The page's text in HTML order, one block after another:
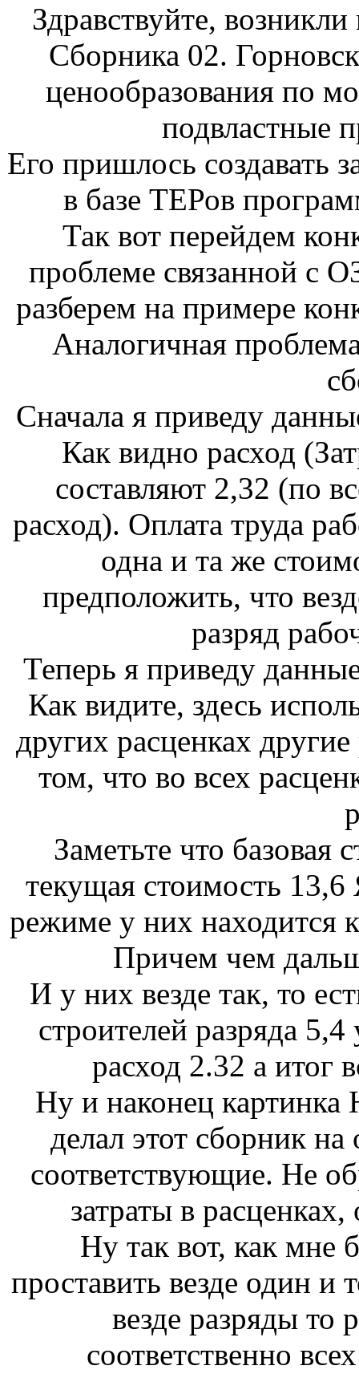
Здравствуйте,
Сборника 02.
ценообразования по
подвластные
Его пришлось создавать
в базе ТЕРов
Так вот перейдем
проблеме связанной с
разберем на примере
Аналогичная
Сначала я приведу
Как видно расход
составляют 2,32 (по
расход). Оплата труда
одна и та же
предположить, что
разряд
Теперь я приведу
Как видите, здесь
других расценках
том, что во всех
Заметьте что базовая
текущая стоимость
режиме у них находится
Причем чем
И у них везде так, то
строителей разряда
расход 2.32 а итог
Ну и наконец картинка
делал этот сборник
соответствующие. Не
затраты в
Ну так вот, как мне
проставить везде один и
везде разряды то
соответственно